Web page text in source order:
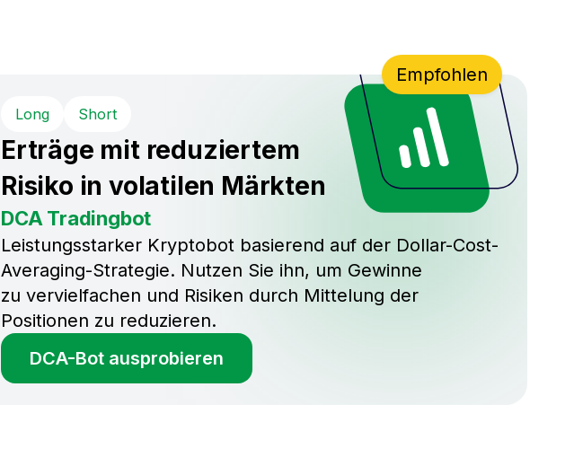
Long Short
Erträge mit reduziertem
Risiko in volatilen Märkten
DCA Tradingbot
Leistungsstarker Kryptobot basierend auf der Dollar-Cost-
Averaging-Strategie. Nutzen Sie ihn, um Gewinne
zu vervielfachen und Risiken durch Mittelung der
Positionen zu reduzieren.
DCA-Bot ausprobieren
Empfohlen